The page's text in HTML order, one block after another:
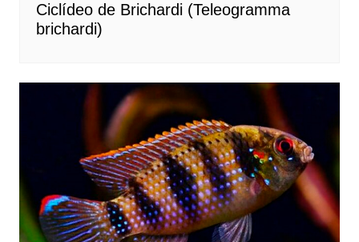
Ciclídeo de Brichardi (Teleogramma
brichardi)